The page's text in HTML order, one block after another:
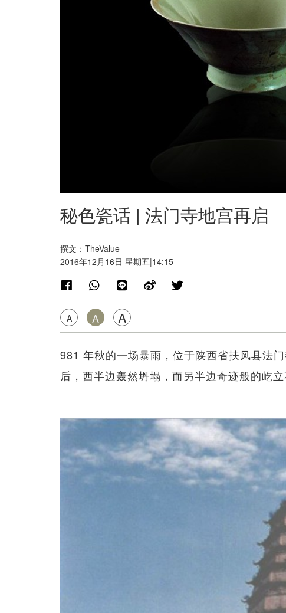
秘色瓷话 | 法门寺地宫再启
撰文：TheValue
2016年12月16日 星期五|14:15
A A A
981 年秋的一场暴雨，位于陕西省扶风县法
后，西半边轰然坍塌，而另半边奇迹般的屹立